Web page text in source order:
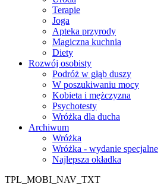
Terapie
Joga
Apteka przyrody
Magiczna kuchnia
Diety
Rozwój osobisty
Podróż w głąb duszy
W poszukiwaniu mocy
Kobieta i mężczyzna
Psychotesty
Wróżka dla ducha
Archiwum
Wróżka
Wróżka - wydanie specjalne
Najlepsza okładka
TPL_MOBI_NAV_TXT